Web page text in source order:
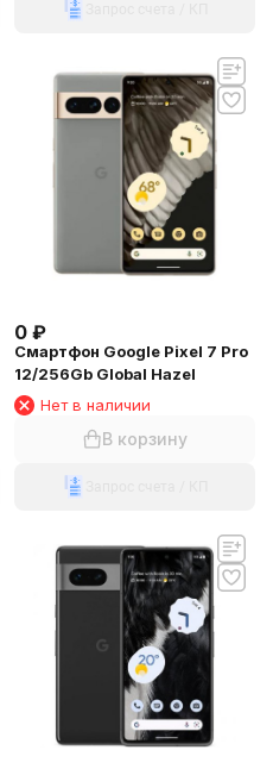
0 ₽
Смартфон Google Pixel 7 Pro
12/256Gb Global Hazel
Нет в наличии
В корзину